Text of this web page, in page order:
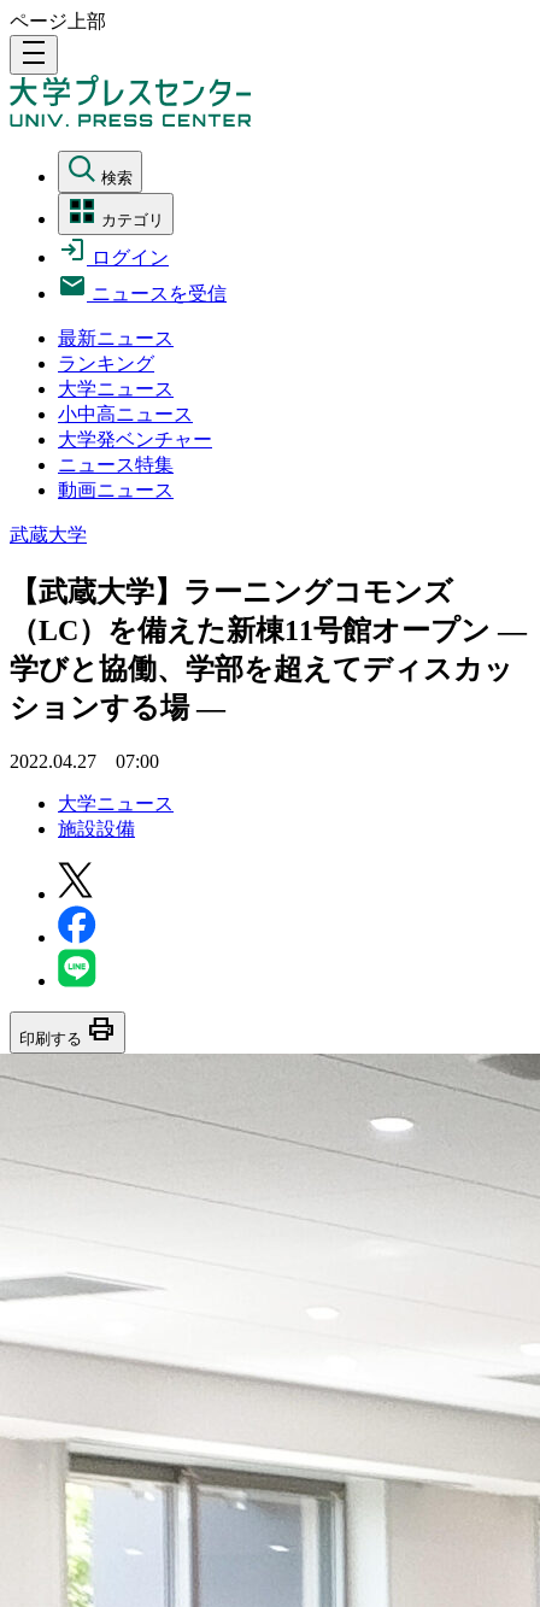
ページ上部
density_medium
検索
カテゴリ
ログイン
ニュースを受信
最新ニュース
ランキング
大学ニュース
小中高ニュース
大学発ベンチャー
ニュース特集
動画ニュース
武蔵大学
【武蔵大学】ラーニングコモンズ
（LC）を備えた新棟11号館オープン —
学びと協働、学部を超えてディスカッ
ションする場 —
2022.04.27 07:00
大学ニュース
施設設備
印刷する print